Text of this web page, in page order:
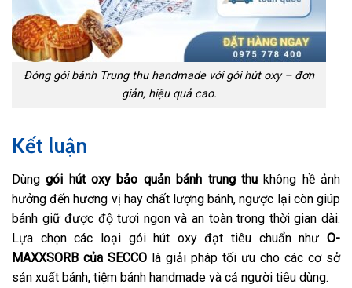
Đóng gói bánh Trung thu handmade với gói hút oxy – đơn
giản, hiệu quả cao.
Kết luận
Dùnggói hút oxy bảo quản bánh trung thukhông hề ảnh
hưởng đến hương vị hay chất lượng bánh, ngược lại còn giúp
bánh giữ được độ tươi ngon và an toàn trong thời gian dài.
Lựa chọn các loại gói hút oxy đạt tiêu chuẩn như O-
MAXXSORB của SECCO là giải pháp tối ưu cho các cơ sở
sản xuất bánh, tiệm bánh handmade và cả người tiêu dùng.